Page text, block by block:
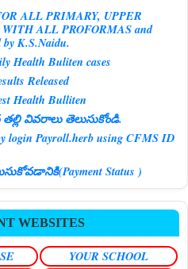
ALL PRIMARY, UPPER
ALL PROFORMAS and
by K.S.Naidu.
Health Buliten cases
Released
Health Bulliten
వివరాలు తెలుసుకోండి.
login Payroll.herb using CFMS ID
Status )
WEBSITES
YOUR SCHOOL